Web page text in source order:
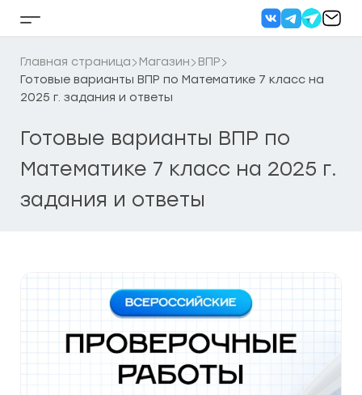
Кнопка
бокового
меню
Главная страница Магазин
ВПР
Готовые варианты ВПР по Математике 7 класс на
2025 г. задания и ответы
Готовые варианты ВПР по
Математике 7 класс на 2025 г.
задания и ответы